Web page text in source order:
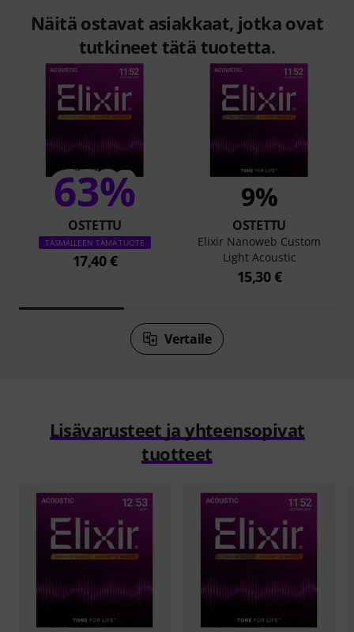
Näitä ostavat asiakkaat, jotka ovat
tutkineet tätä tuotetta.
63%
OSTETTU
TÄSMÄLLEEN TÄMÄ TUOTE
17,40 €
9%
OSTETTU
Elixir Nanoweb Custom
Light Acoustic
15,30 €
Vertaile
Lisävarusteet ja yhteensopivat
tuotteet